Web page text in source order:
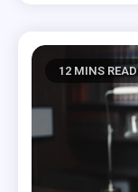
12 MINS READ